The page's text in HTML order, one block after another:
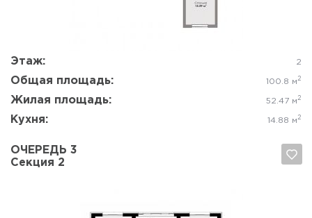
Этаж: 2
Общая площадь: 100.8 м 2
Жилая площадь: 52.47 м 2
Кухня: 14.88 м 2
ОЧЕРЕДЬ 3
Секция 2